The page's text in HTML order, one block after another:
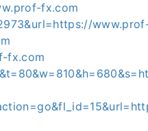
fx.com
fx.com